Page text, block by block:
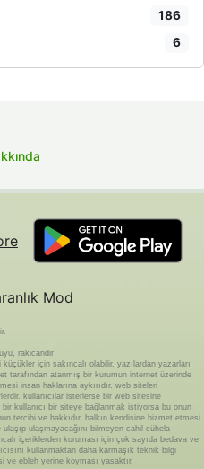
186
6
Mod
rakicandir
için sakıncalı olabilir. yazılardan yazarları
tarafından atanmış bir kurumun internet üzerinde
insan haklarına aykırıdır. web siteleri
kullanıcılar isterlerse bir web sitesine
kullanıcı bir siteye bağlanmak istiyorsa bu onun
tercihi ve hakkıdır. halkın kendisine hizmet etmesi
ulaşmayacağını bilmeyen cahil cühela
içeriklerden koruması için çok sayıda bedava ve
kullanmaktan daha karmaşık teknik bilgi
ve ebleh yerine koyması yasaktır.